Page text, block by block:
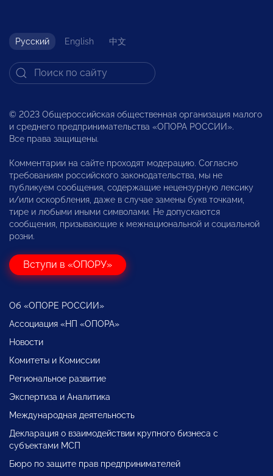
Русский English 中文
© 2023 Общероссийская общественная организация малого
и среднего предпринимательства «ОПОРА РОССИИ».
Все права защищены.
Комментарии на сайте проходят модерацию. Согласно
требованиям российского законодательства, мы не
публикуем сообщения, содержащие нецензурную лексику
и/или оскорбления, даже в случае замены букв точками,
тире и любыми иными символами. Не допускаются
сообщения, призывающие к межнациональной и социальной
розни.
Вступи в «ОПОРУ»
Об «ОПОРЕ РОССИИ»
Ассоциация «НП «ОПОРА»
Новости
Комитеты и Комиссии
Региональное развитие
Экспертиза и Аналитика
Международная деятельность
Декларация о взаимодействии крупного бизнеса с
субъектами МСП
Бюро по защите прав предпринимателей